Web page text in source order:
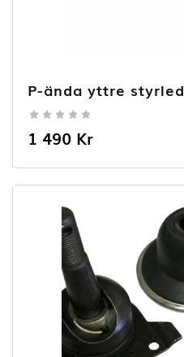
P-ända yttre styrled
0.00
5
1 490 Kr